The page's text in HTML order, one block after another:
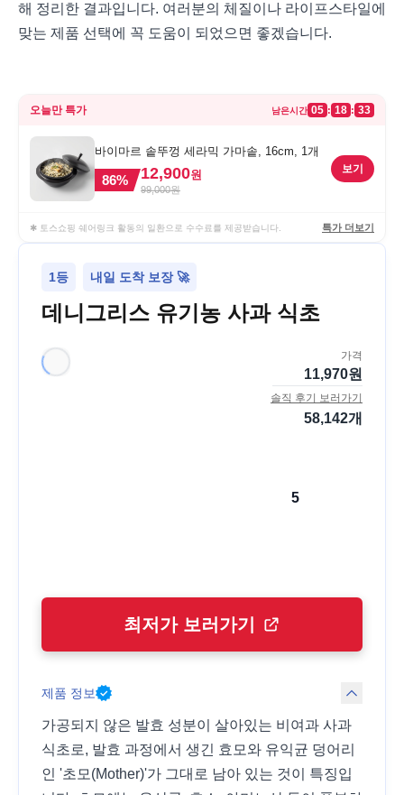
해 정리한 결과입니다. 여러분의 체질이나 라이프스타일에
맞는 제품 선택에 꼭 도움이 되었으면 좋겠습니다.
오늘만 특가 남은시간 05 : 18 : 33
바이마르 솥뚜껑 세라믹 가마솥, 16cm, 1개
86% 12,900원
99,000원
보기
✱ 토스쇼핑 쉐어링크 활동의 일환으로 수수료를 제공받습니다. 특가 더보기
1등 내일 도착 보장 🚀
데니그리스 유기농 사과 식초
가격
11,970원
솔직 후기 보러가기
58,142개
5
최저가 보러가기
제품 정보
가공되지 않은 발효 성분이 살아있는 비여과 사과
식초로, 발효 과정에서 생긴 효모와 유익균 덩어리
인 '초모(Mother)'가 그대로 남아 있는 것이 특징입